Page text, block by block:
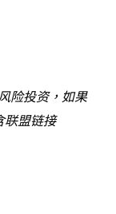
险投资，如果
联盟链接